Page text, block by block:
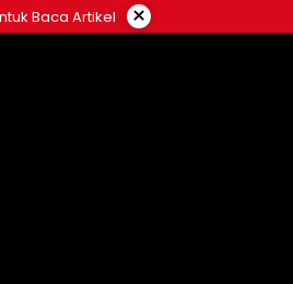
Baca Artikel ×